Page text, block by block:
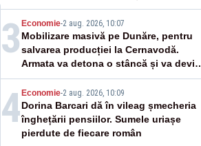
pensii
3 Economie-2 aug. 2026, 10:07
Mobilizare masivă pe Dunăre, pentru
salvarea producției la Cernavodă.
Armata va detona o stâncă și va devia
apa fluviului - IMAGINI AERIENE
4 Economie-2 aug. 2026, 10:09
Dorina Barcari dă în vileag șmecheria
înghețării pensiilor. Sumele uriașe
pierdute de fiecare român